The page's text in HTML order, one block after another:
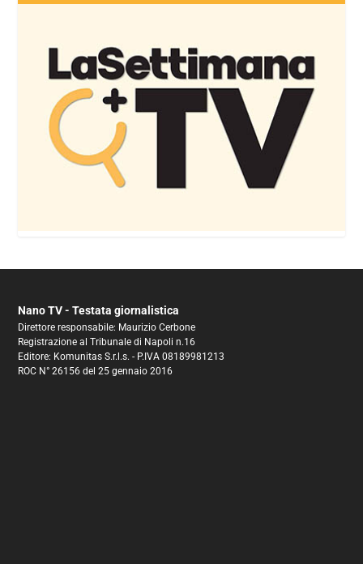
Nano TV - Testata giornalistica
Direttore responsabile: Maurizio Cerbone
Registrazione al Tribunale di Napoli n.16
Editore: Komunitas S.r.l.s. - P.IVA 08189981213
ROC N° 26156 del 25 gennaio 2016